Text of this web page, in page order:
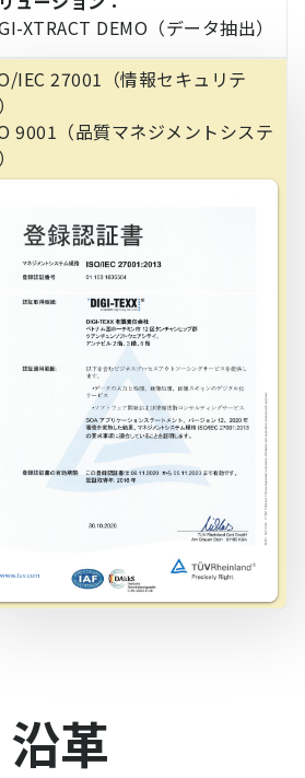
XTRACT DEMO（データ抽出）
IEC 27001（情報セキュリテ
9001（品質マネジメントシステ
沿革